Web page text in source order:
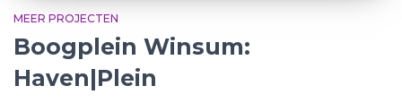
MEER PROJECTEN
Boogplein Winsum:
Haven|Plein